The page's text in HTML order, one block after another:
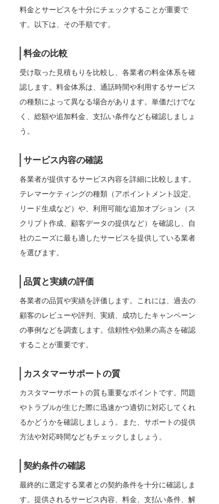
料金とサービスを十分にチェックすることが重要で
す。以下は、その手順です。
料金の比較
受け取った見積もりを比較し、各業者の料金体系を確
認します。料金体系は、通話時間や利用するサービス
の種類によって異なる場合があります。単価だけでな
く、総額や追加料金、支払い条件なども確認しましょ
う。
サービス内容の確認
各業者が提供するサービス内容を詳細に比較します。
テレマーケティングの種類（アポイントメント設定、
リード生成など）や、利用可能な追加オプション（ス
クリプト作成、顧客データの提供など）を確認し、自
社のニーズに最も適したサービスを提供している業者
を選びます。
品質と実績の評価
各業者の品質や実績を評価します。これには、過去の
顧客のレビューや評判、実績、成功したキャンペーン
の事例などを調査します。信頼性や効果の高さを確認
することが重要です。
カスタマーサポートの質
カスタマーサポートの質も重要なポイントです。問題
やトラブルが生じた際に迅速かつ適切に対応してくれ
るかどうかを確認しましょう。また、サポートの提供
方法や対応時間などもチェックしましょう。
契約条件の確認
最終的に選定する業者との契約条件を十分に確認しま
す。提供されるサービス内容、料金、支払い条件、解